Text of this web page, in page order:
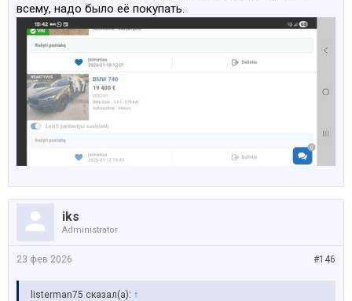
всему, надо было её покупать.
iks
Administrator
#146
23 фев 2026
listerman75 сказал(а): ↑